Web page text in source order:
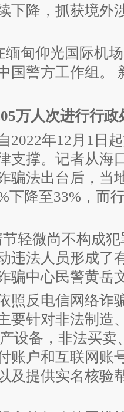
下降，抓获境外
缅甸仰光国际机
国警方工作组。
万人次进行行政
2022年12月1日
支撑。记者从海
骗法出台后，当
下降至33%，而
轻微尚不构成
违法人员形成了
骗中心民警黄岳
照反电信网络诈
要针对非法制造
设备，非法买
账户和互联网账
及提供实名核验